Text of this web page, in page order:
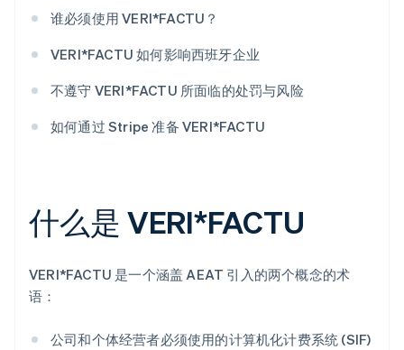
谁必须使用 VERI*FACTU？
VERI*FACTU 如何影响西班牙企业
不遵守 VERI*FACTU 所面临的处罚与风险
如何通过 Stripe 准备 VERI*FACTU
什么是 VERI*FACTU
VERI*FACTU 是一个涵盖 AEAT 引入的两个概念的术
语：
公司和个体经营者必须使用的计算机化计费系统 (SIF)